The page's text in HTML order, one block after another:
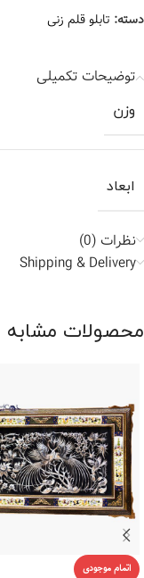
دسته: تابلو قلم زنی
توضیحات تکمیلی
وزن
ابعاد
نظرات (0)
Shipping & Delivery
محصولات مشابه
اتمام موجودی